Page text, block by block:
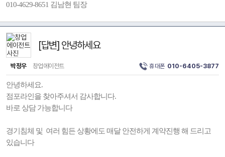
010-4629-8651 김남현 팀장
[답변] 안녕하세요
박정우 창업에이전트 휴대폰 010-6405-3877
안녕하세요.
점포라인을 찾아주셔서 감사합니다.
바로 상담 가능합니다
경기침체 및 여러 힘든 상황에도 매달 안전하게 계약진행 해 드리고
있습니다